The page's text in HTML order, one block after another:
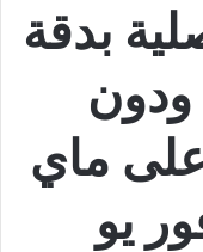
بدقة
ودون
ماي
يو